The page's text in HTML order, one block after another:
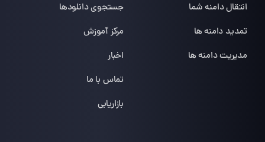
انتقال دامنه شما
تمدید دامنه ها
مدیریت دامنه ها
جستجوی دانلودها
مرکز آموزش
اخبار
تماس با ما
بازاریابی